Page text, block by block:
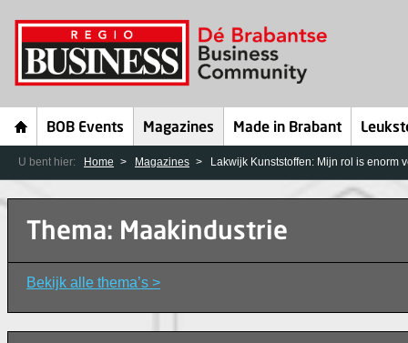
BOB Events Magazines Made in Brabant
U bent hier: Home Magazines Lakwijk Kunststoffen: Mijn rol is enorm
Thema: Maakindustrie
Bekijk alle thema’s >